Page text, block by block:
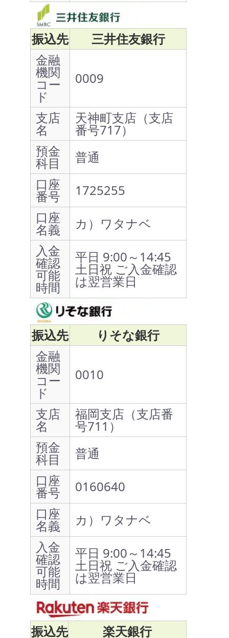
振込先
三井住友銀行
金融
機関
コー
ド
0009
支店
名
天神町支店（支店
番号717）
預金
科目
普通
口座
番号
1725255
口座
名義
カ）ワタナベ
入金
確認
可能
時間
平日 9:00～14:45
土日祝 ご入金確認
は翌営業日
振込先
りそな銀行
金融
機関
コー
ド
0010
支店
名
福岡支店（支店番
号711）
預金
科目
普通
口座
番号
0160640
口座
名義
カ）ワタナベ
入金
確認
可能
時間
平日 9:00～14:45
土日祝 ご入金確認
は翌営業日
振込先 楽天銀行